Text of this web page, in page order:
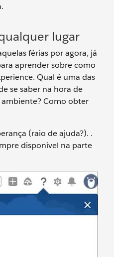
lugar
férias por agora, já
aprender sobre como
Qual é uma das
se saber na hora de
Como obter
(raio de ajuda?). .
disponível na parte